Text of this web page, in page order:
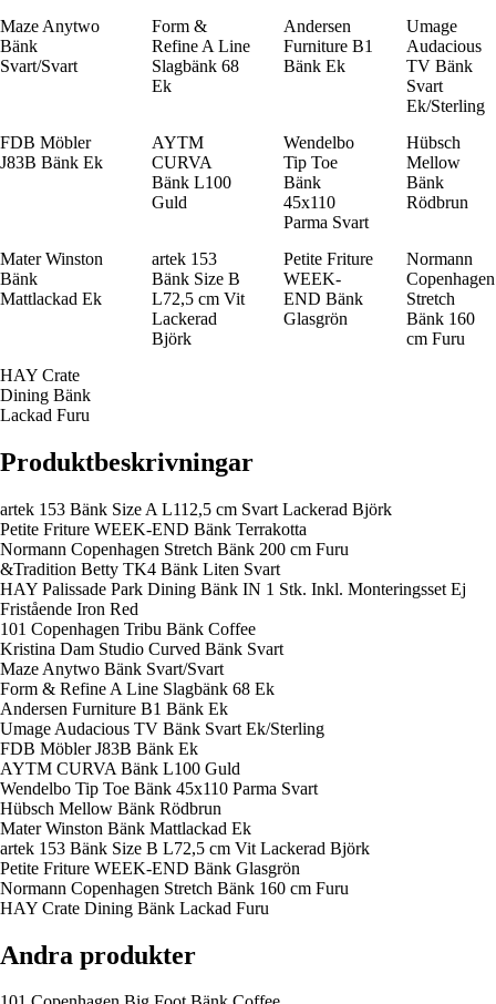
Maze Anytwo
Bänk
Svart/Svart
Form &
Refine A Line
Slagbänk 68
Ek
Andersen
Furniture B1
Bänk Ek
Umage
Audacious
TV Bänk
Svart
Ek/Sterling
FDB Möbler
J83B Bänk Ek
AYTM
CURVA
Bänk L100
Guld
Wendelbo
Tip Toe
Bänk
45x110
Parma Svart
Hübsch
Mellow
Bänk
Rödbrun
Mater Winston
Bänk
Mattlackad Ek
artek 153
Bänk Size B
L72,5 cm Vit
Lackerad
Björk
Petite Friture
WEEK-
END Bänk
Glasgrön
Normann
Copenhagen
Stretch
Bänk 160
cm Furu
HAY Crate
Dining Bänk
Lackad Furu
Produktbeskrivningar
artek 153 Bänk Size A L112,5 cm Svart Lackerad Björk
Petite Friture WEEK-END Bänk Terrakotta
Normann Copenhagen Stretch Bänk 200 cm Furu
&Tradition Betty TK4 Bänk Liten Svart
HAY Palissade Park Dining Bänk IN 1 Stk. Inkl. Monteringsset Ej
Fristående Iron Red
101 Copenhagen Tribu Bänk Coffee
Kristina Dam Studio Curved Bänk Svart
Maze Anytwo Bänk Svart/Svart
Form & Refine A Line Slagbänk 68 Ek
Andersen Furniture B1 Bänk Ek
Umage Audacious TV Bänk Svart Ek/Sterling
FDB Möbler J83B Bänk Ek
AYTM CURVA Bänk L100 Guld
Wendelbo Tip Toe Bänk 45x110 Parma Svart
Hübsch Mellow Bänk Rödbrun
Mater Winston Bänk Mattlackad Ek
artek 153 Bänk Size B L72,5 cm Vit Lackerad Björk
Petite Friture WEEK-END Bänk Glasgrön
Normann Copenhagen Stretch Bänk 160 cm Furu
HAY Crate Dining Bänk Lackad Furu
Andra produkter